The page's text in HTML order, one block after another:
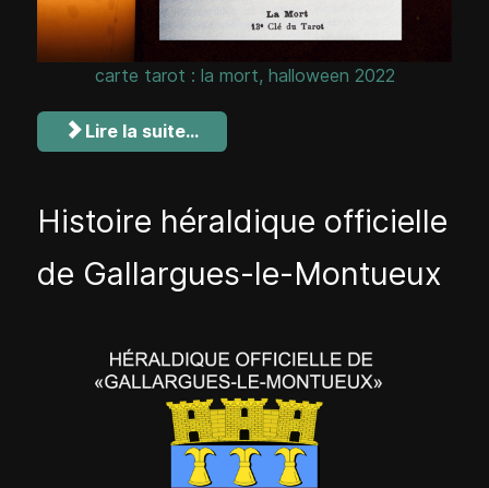
carte tarot : la mort, halloween 2022
Lire la suite...
Histoire héraldique officielle
de Gallargues-le-Montueux